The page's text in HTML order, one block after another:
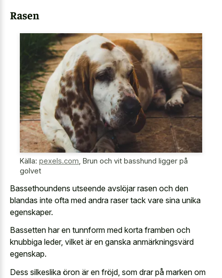
Rasen
Källa: pexels.com Brun och vit basshund ligger på
golvet
Bassethoundens utseende avslöjar rasen och den
blandas inte ofta med andra raser tack vare sina unika
egenskaper.
Bassetten har en tunnform med korta framben och
knubbiga leder, vilket är en ganska anmärkningsvärd
egenskap.
Dess silkeslika öron är en fröjd, som drar på marken om